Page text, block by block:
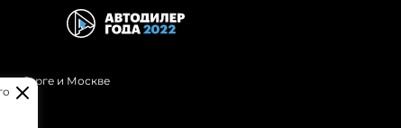
и Москве